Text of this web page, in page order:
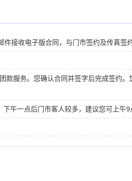
接收电子版合同，与门市签约及传真签
款服务。您确认合同并签字后完成签约
午一点后门市客人较多，建议您可上午9